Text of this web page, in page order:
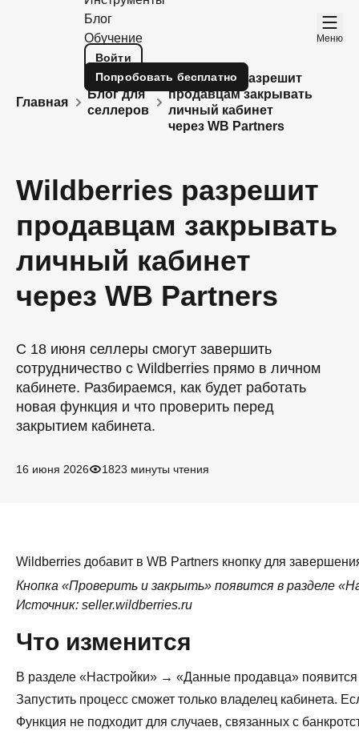
Блог
Обучение
Войти
Попробовать бесплатно
Меню
Главная
Блог для
селлеров
Wildberries разрешит
продавцам закрывать
личный кабинет
через WB Partners
Wildberries разрешит
продавцам закрывать
личный кабинет
через WB Partners
С 18 июня селлеры смогут завершить
сотрудничество с Wildberries прямо в личном
кабинете. Разбираемся, как будет работать
новая функция и что проверить перед
закрытием кабинета.
16 июня 2026 1823 минуты чтения
Wildberries добавит в WB Partners кнопку для
Кнопка «Проверить и закрыть» появится в разделе
Источник: seller.wildberries.ru
Что изменится
В разделе «Настройки» → «Данные продавца»
Запустить процесс сможет только владелец кабинета.
Функция не подходит для случаев, связанных с